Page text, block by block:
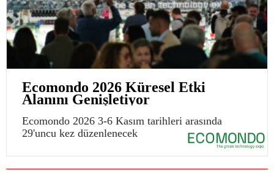
Ecomondo 2026 Küresel Etki
Alanını Genişletiyor
Ecomondo 2026 3-6 Kasım tarihleri arasında
29'uncu kez düzenlenecek